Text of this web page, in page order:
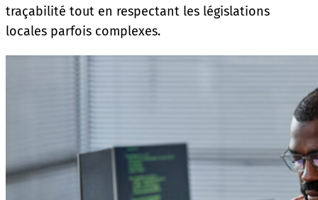
traçabilité tout en respectant les législations
locales parfois complexes.